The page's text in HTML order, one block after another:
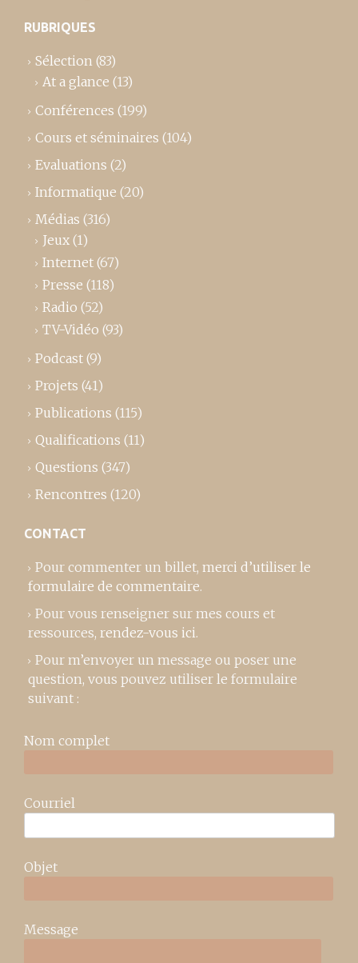
RUBRIQUES
Sélection (83)
At a glance (13)
Conférences (199)
Cours et séminaires (104)
Evaluations (2)
Informatique (20)
Médias (316)
Jeux (1)
Internet (67)
Presse (118)
Radio (52)
TV-Vidéo (93)
Podcast (9)
Projets (41)
Publications (115)
Qualifications (11)
Questions (347)
Rencontres (120)
CONTACT
Pour commenter un billet, merci d’utiliser le
formulaire de commentaire.
Pour vous renseigner sur mes cours et
ressources, rendez-vous ici.
Pour m’envoyer un message ou poser une
question, vous pouvez utiliser le formulaire
suivant :
Nom complet
Courriel
Objet
Message